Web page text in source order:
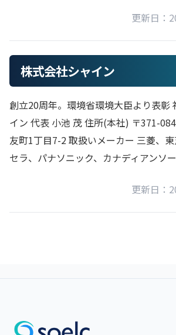
更新日：
株式会社シャイン
創立20周年。環境省環境大臣より表彰
イン 代表 小池 茂 住所(本社) 〒371-
友町1丁目7-2 取扱いメーカー 三菱、
セラ、パナソニック、カナディアンソ
更新日：